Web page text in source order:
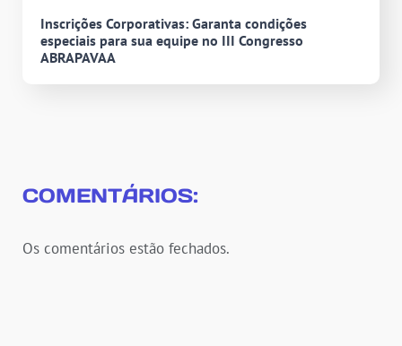
Inscrições Corporativas: Garanta condições
especiais para sua equipe no III Congresso
ABRAPAVAA
COMENTÁRIOS:
Os comentários estão fechados.